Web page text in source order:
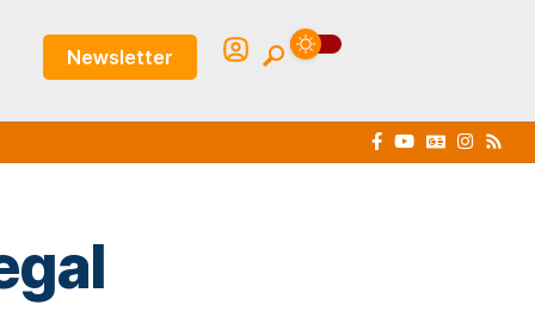
Newsletter